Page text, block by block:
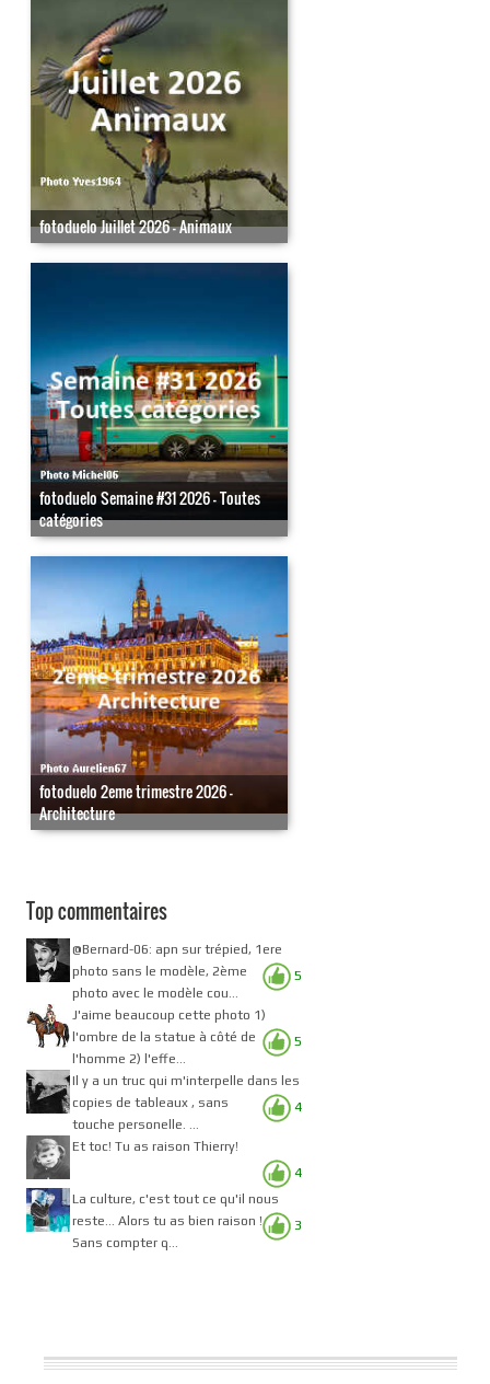
fotoduelo Juillet 2026 - Animaux
fotoduelo Semaine #31 2026 - Toutes
catégories
fotoduelo 2eme trimestre 2026 -
Architecture
Top commentaires
5
@Bernard-06: apn sur trépied, 1ere
photo sans le modèle, 2ème
photo avec le modèle cou...
5
J'aime beaucoup cette photo 1)
l'ombre de la statue à côté de
l'homme 2) l'effe...
4
Il y a un truc qui m'interpelle dans les
copies de tableaux , sans
touche personelle. ...
4
Et toc! Tu as raison Thierry!
3
La culture, c'est tout ce qu'il nous
reste... Alors tu as bien raison !
Sans compter q...